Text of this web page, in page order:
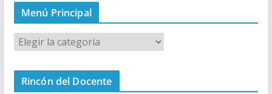
Menú Principal
M
e
n
Rincón del Docente